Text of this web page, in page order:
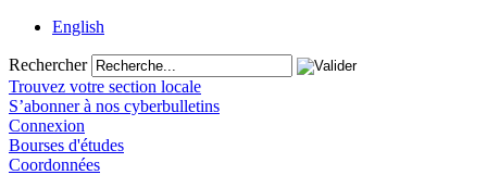
English
Rechercher
Trouvez votre section locale
S’abonner à nos cyberbulletins
Connexion
Bourses d'études
Coordonnées